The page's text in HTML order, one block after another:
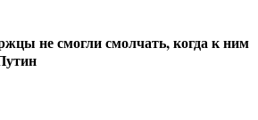
не смогли смолчать, когда к ним